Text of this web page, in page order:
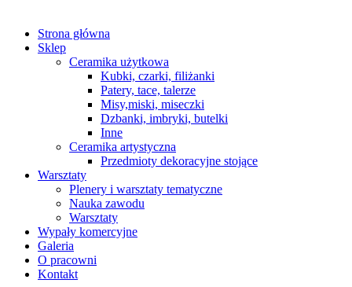
Strona główna
Sklep
Ceramika użytkowa
Kubki, czarki, filiżanki
Patery, tace, talerze
Misy,miski, miseczki
Dzbanki, imbryki, butelki
Inne
Ceramika artystyczna
Przedmioty dekoracyjne stojące
Warsztaty
Plenery i warsztaty tematyczne
Nauka zawodu
Warsztaty
Wypały komercyjne
Galeria
O pracowni
Kontakt